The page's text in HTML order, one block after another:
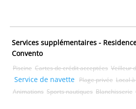
Services supplémentaires -
Convento
Piscine Cartes de crédit acceptées Veilleur
Service de navette Plage privée Local
Animations Sports nautiques Blanchisserie